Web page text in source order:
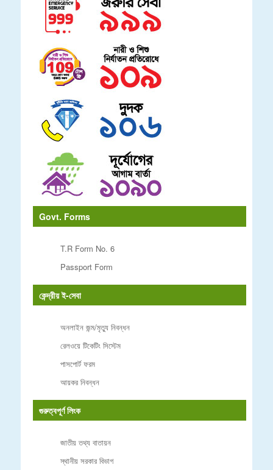
Govt. Forms
T.R Form No. 6
Passport Form
কেন্দ্রীয় ই-সেবা
অনলাইন জন্ম/মৃত্যু নিবন্ধন
রেলওয়ে টিকেটিং সিস্টেম
পাসপোর্ট ফরম
আয়কর নিবন্ধন
গুরুত্বপূর্ণ লিংক
জাতীয় তথ্য বাতায়ন
স্থানীয় সরকার বিভাগ